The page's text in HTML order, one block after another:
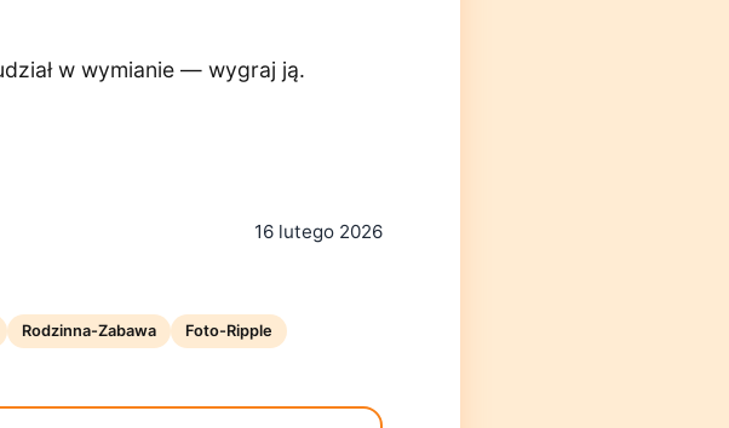
w wymianie — wygraj ją.
16 lutego 2026
Rodzinna-Zabawa Foto-Ripple